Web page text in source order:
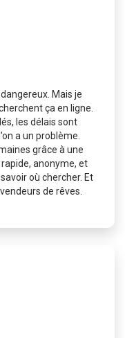
Mais je
ça en ligne.
les délais sont
a un problème.
grâce à une
anonyme, et
où chercher. Et
de rêves.